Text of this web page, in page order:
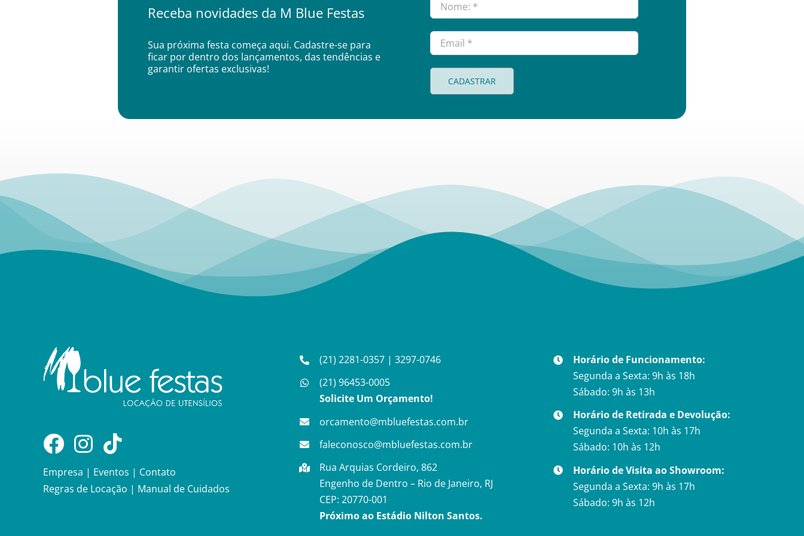
Receba novidades da M Blue Festas
Sua próxima festa começa aqui. Cadastre-se para
ficar por dentro dos lançamentos, das tendências e
garantir ofertas exclusivas!
CADASTRAR
Empresa | Eventos | Contato
Regras de Locação | Manual de Cuidados
(21) 2281-0357 |3297-0746
(21) 96453-0005
Solicite Um Orçamento!
orcamento@mbluefestas.com.br
faleconosco@mbluefestas.com.br
Rua Arquias Cordeiro, 862
Engenho de Dentro – Rio de Janeiro, RJ
CEP: 20770-001
Próximo ao Estádio Nilton Santos.
Horário de Funcionamento:
Segunda a Sexta: 9h às 18h
Sábado: 9h às 13h
Horário de Retirada e Devolução:
Segunda a Sexta: 10h às 17h
Sábado: 10h às 12h
Horário de Visita ao Showroom:
Segunda a Sexta: 9h às 17h
Sábado: 9h às 12h